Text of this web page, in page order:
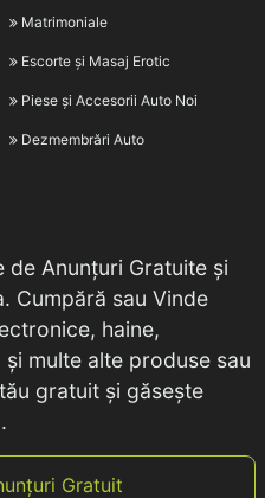
Matrimoniale
Escorte și Masaj Erotic
Piese și Accesorii Auto Noi
Dezmembrări Auto
Anunțuri Gratuite și
Cumpără sau Vinde
haine,
multe alte produse sau
gratuit și găsește
Gratuit